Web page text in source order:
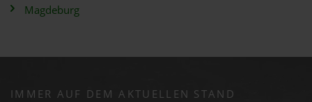
Magdeburg
IMMER AUF DEM AKTUELLEN STAND